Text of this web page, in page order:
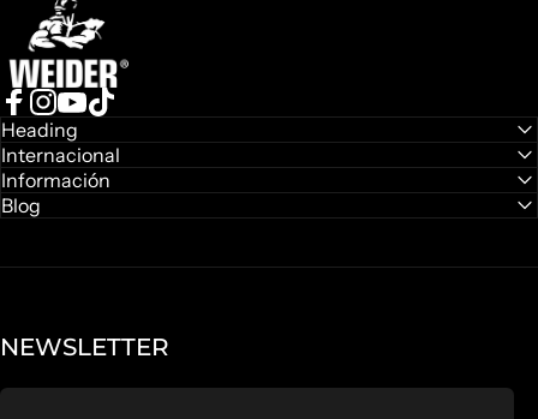
Facebook
Instagram
YouTube
Heading
Internacional
Información
Blog
NEWSLETTER